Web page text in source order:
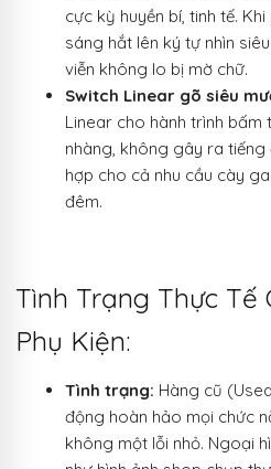
cực kỳ huyền bí, tinh tế.
sáng hắt lên ký tự nhìn
viễn không lo bị mờ chữ.
Switch Linear gõ siêu
Linear cho hành trình bấm
nhàng, không gây ra tiếng
hợp cho cả nhu cầu cày
đêm.
Tình Trạng Thực Tế
Phụ Kiện:
Tình trạng: Hàng cũ
động hoàn hảo mọi chức
không một lỗi nhỏ. Ngoại